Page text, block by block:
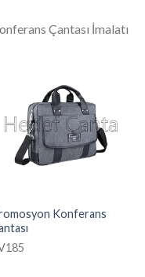
Çantası İmalatı
Konferans